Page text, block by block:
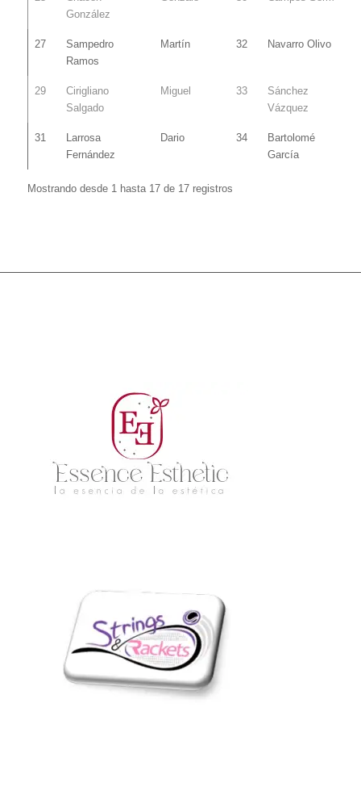
González
27
Sampedro
Ramos
Martín 32 Navarro Olivo
29
Cirigliano
Salgado
Miguel 33
Sánchez
Vázquez
31
Larrosa
Fernández
Dario 34
Bartolomé
García
Mostrando desde 1 hasta 17 de 17 registros